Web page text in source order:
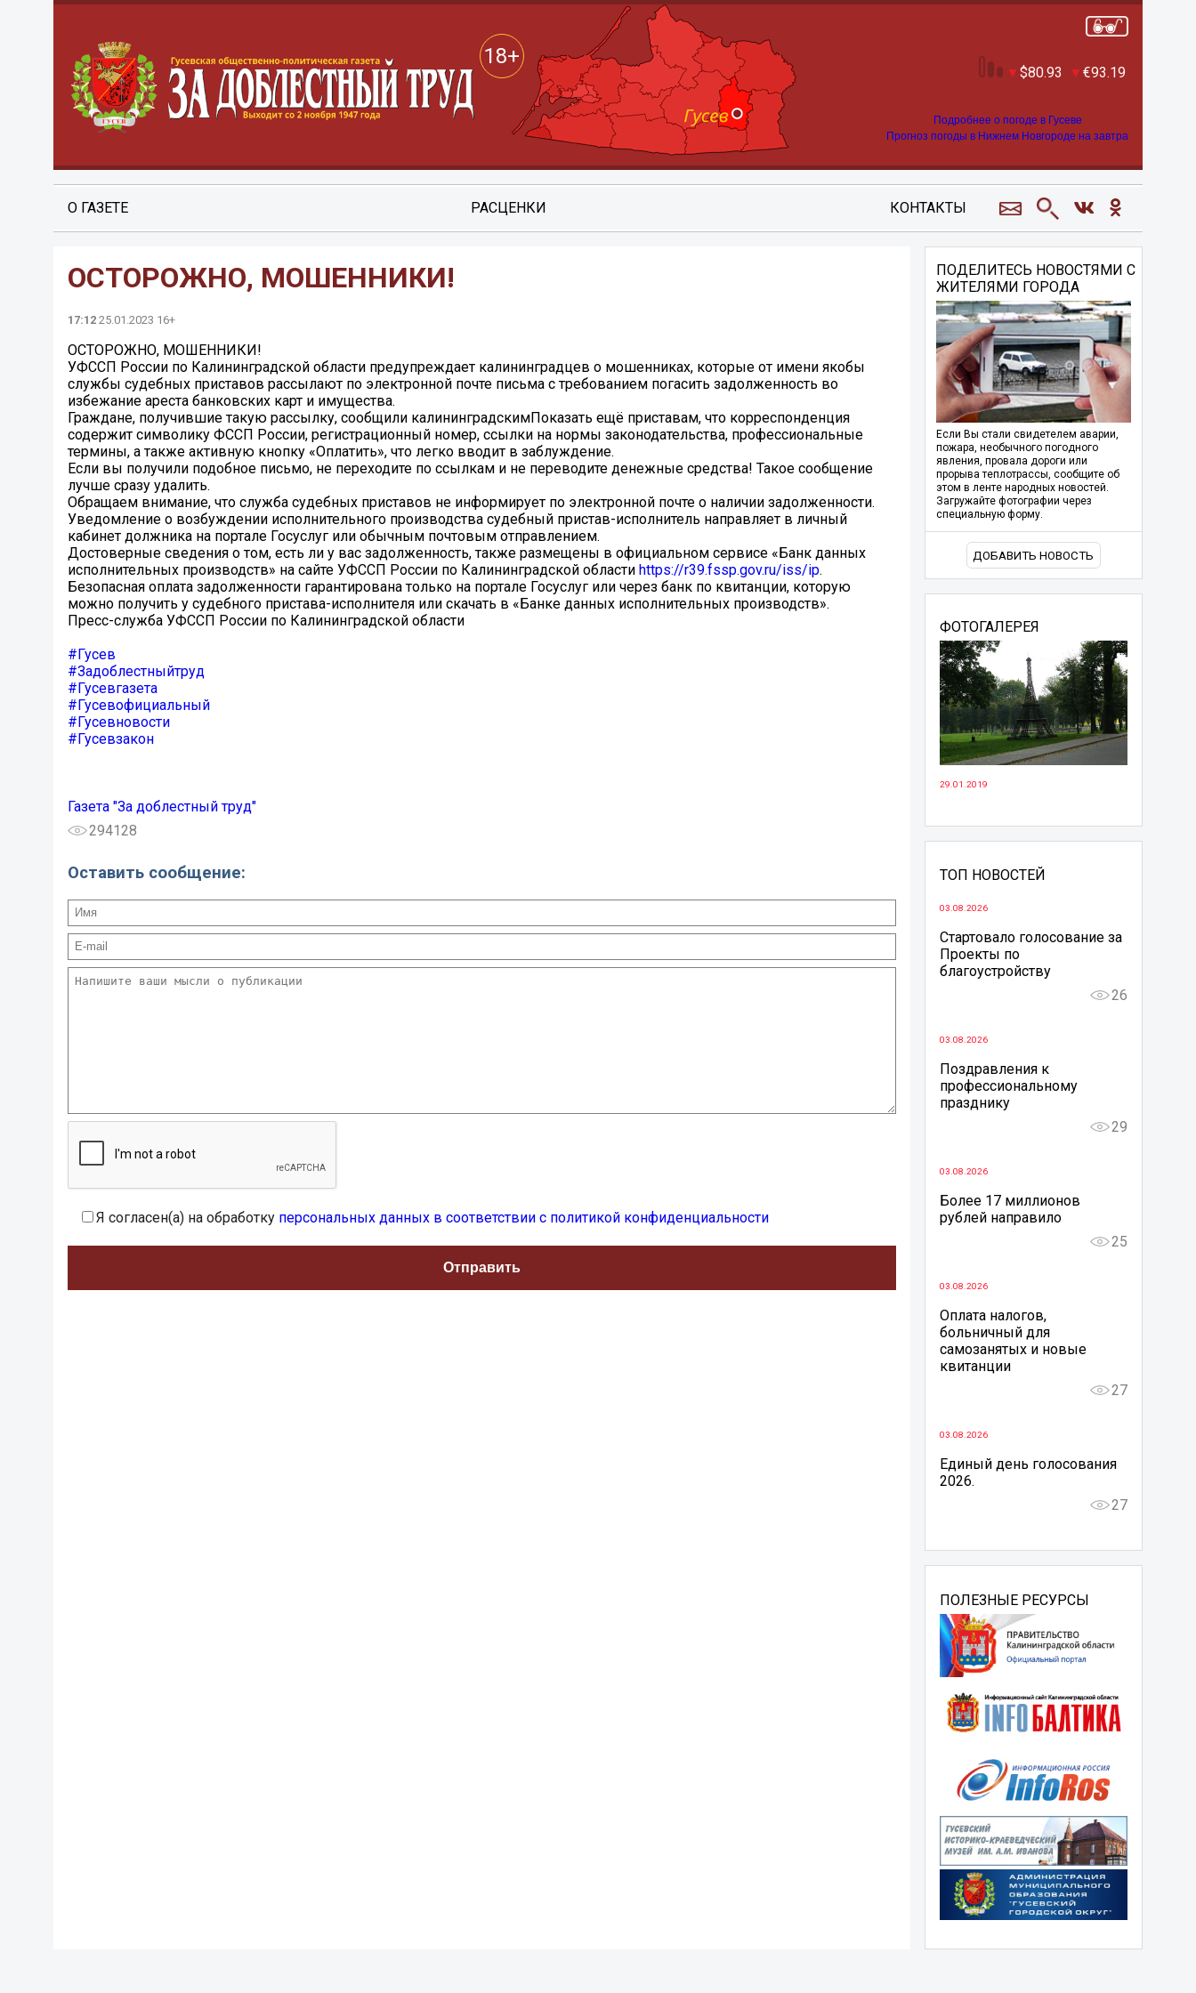
18+
80.93 93.19
Подробнее о погоде в Гусеве
Прогноз погоды в Нижнем Новгороде на завтра
О ГАЗЕТЕ РАСЦЕНКИ КОНТАКТЫ
ОСТОРОЖНО, МОШЕННИКИ!
17:12 25.01.2023 16+
ОСТОРОЖНО, МОШЕННИКИ!
УФССП России по Калининградской области предупреждает калининградцев о мошенниках, которые от имени якобы
службы судебных приставов рассылают по электронной почте письма с требованием погасить задолженность во
избежание ареста банковских карт и имущества.
Граждане, получившие такую рассылку, сообщили калининградскимПоказать ещё приставам, что корреспонденция
содержит символику ФССП России, регистрационный номер, ссылки на нормы законодательства, профессиональные
термины, а также активную кнопку «Оплатить», что легко вводит в заблуждение.
Если вы получили подобное письмо, не переходите по ссылкам и не переводите денежные средства! Такое сообщение
лучше сразу удалить.
Обращаем внимание, что служба судебных приставов не информирует по электронной почте о наличии задолженности.
Уведомление о возбуждении исполнительного производства судебный пристав-исполнитель направляет в личный
кабинет должника на портале Госуслуг или обычным почтовым отправлением.
Достоверные сведения о том, есть ли у вас задолженность, также размещены в официальном сервисе «Банк данных
исполнительных производств» на сайте УФССП России по Калининградской области https://r39.fssp.gov.ru/iss/ip.
Безопасная оплата задолженности гарантирована только на портале Госуслуг или через банк по квитанции, которую
можно получить у судебного пристава-исполнителя или скачать в «Банке данных исполнительных производств».
Пресс-служба УФССП России по Калининградской области
#Гусев
#Задоблестныйтруд
#Гусевгазета
#Гусевофициальный
#Гусевновости
#Гусевзакон
Газета "За доблестный труд"
294128
Оставить сообщение:
Я согласен(а) на обработку персональных данных в соответствии с политикой конфиденциальности
ПОДЕЛИТЕСЬ НОВОСТЯМИ С
ЖИТЕЛЯМИ ГОРОДА
Если Вы стали свидетелем аварии,
пожара, необычного погодного
явления, провала дороги или
прорыва теплотрассы, сообщите об
этом в ленте народных новостей.
Загружайте фотографии через
специальную форму.
ДОБАВИТЬ НОВОСТЬ
ФОТОГАЛЕРЕЯ
29.01.2019
ТОП НОВОСТЕЙ
03.08.2026
Стартовало голосование за
Проекты по
благоустройству
26
03.08.2026
Поздравления к
профессиональному
празднику
29
03.08.2026
Более 17 миллионов
рублей направило
25
03.08.2026
Оплата налогов,
больничный для
самозанятых и новые
квитанции
27
03.08.2026
Единый день голосования
2026.
27
ПОЛЕЗНЫЕ РЕСУРСЫ